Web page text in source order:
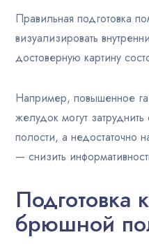
Правильная подготовка
визуализировать
достоверную картину
Например, повышенное
желудок могут
полости, а недостаточно
— снизить
Подготовка
брюшной